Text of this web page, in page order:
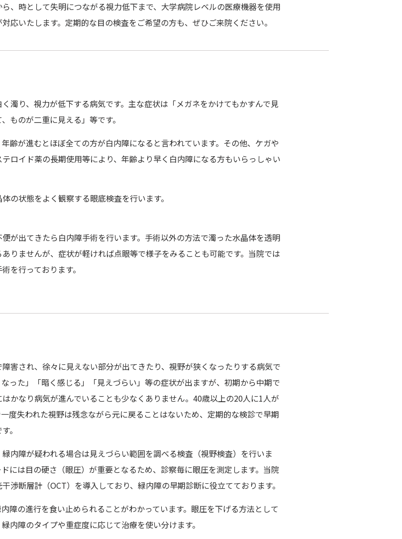
、時として失明につながる視力低下まで、大学病院レベルの医療機器を使用
応いたします。定期的な目の検査をご希望の方も、ぜひご来院ください。
濁り、視力が低下する病気です。主な症状は「メガネをかけてもかすんで見
ものが二重に見える」等です。
齢が進むとほぼ全ての方が白内障になると言われています。その他、ケガや
ロイド薬の長期使用等により、年齢より早く白内障になる方もいらっしゃい
の状態をよく観察する眼底検査を行います。
が出てきたら白内障手術を行います。手術以外の方法で濁った水晶体を透明
りませんが、症状が軽ければ点眼等で様子をみることも可能です。当院では
を行っております。
害され、徐々に見えない部分が出てきたり、視野が狭くなったりする病気で
った」「暗く感じる」「見えづらい」等の症状が出ますが、初期から中期で
かなり病気が進んでいることも少なくありません。40歳以上の20人に1人が
度失われた視野は残念ながら元に戻ることはないため、定期的な検診で早期
。
内障が疑われる場合は見えづらい範囲を調べる検査（視野検査）を行いま
には目の硬さ（眼圧）が重要となるため、診察毎に眼圧を測定します。当院
渉断層計（OCT）を導入しており、緑内障の早期診断に役立てております。
障の進行を食い止められることがわかっています。眼圧を下げる方法として
内障のタイプや重症度に応じて治療を使い分けます。